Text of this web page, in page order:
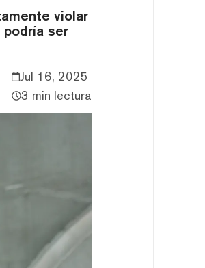
violar
ser
Jul 16, 2025
3 min lectura